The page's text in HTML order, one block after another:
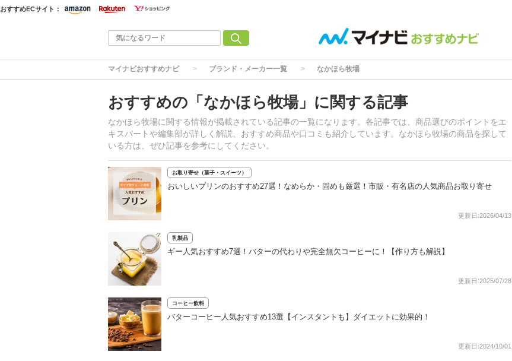
おすすめECサイト：
マイナビおすすめナビ ブランド・メーカー一覧 なかほら牧場
おすすめの「なかほら牧場」に関する記事
なかほら牧場に関する情報が掲載されている記事の一覧になります。各記事では、商品選びのポイントをエ
キスパートや編集部が詳しく解説、おすすめ商品や口コミも紹介しています。なかほら牧場の商品を探して
いる方は、ぜひ記事を参考にしてください。
お取り寄せ（菓子・スイーツ）
おいしいプリンのおすすめ27選！なめらか・固めも厳選！市販・有名店の人気商品お取り寄せ
更新日:2026/04/13
乳製品
ギー人気おすすめ7選！バターの代わりや完全無欠コーヒーに！【作り方も解説】
更新日:2025/07/28
コーヒー飲料
バターコーヒー人気おすすめ13選【インスタントも】ダイエットに効果的！
更新日:2024/10/01